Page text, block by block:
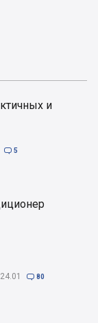
и
 5
24.01  80